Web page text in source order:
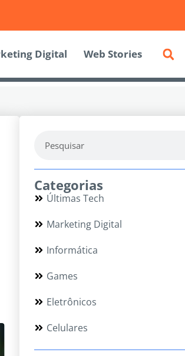
Digital Web Stories
Categorias
Últimas Tech
Marketing Digital
Informática
Games
Eletrônicos
Celulares